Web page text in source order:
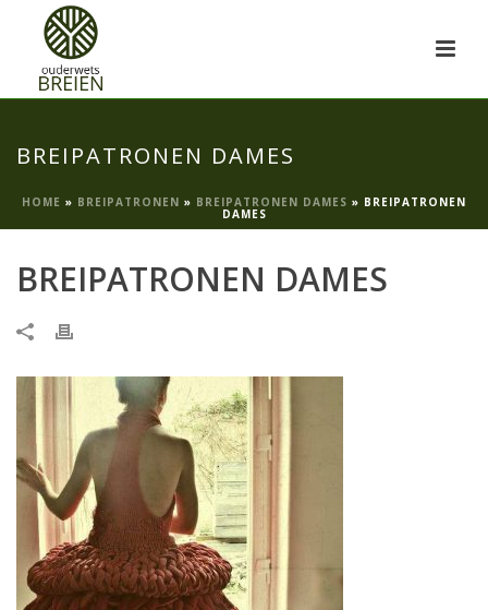
BREIPATRONEN DAMES
HOME » BREIPATRONEN » BREIPATRONEN DAMES » BREIPATRONEN
DAMES
BREIPATRONEN DAMES